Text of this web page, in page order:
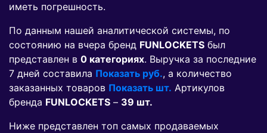
иметь погрешность.
По данным нашей аналитической системы, по
состоянию на вчера бренд FUNLOCKETS был
представлен в 0 категориях. Выручка за последние
7 дней составила Показать руб., а количество
заказанных товаров Показать шт. Артикулов
бренда FUNLOCKETS – 39 шт.
Ниже представлен топ самых продаваемых